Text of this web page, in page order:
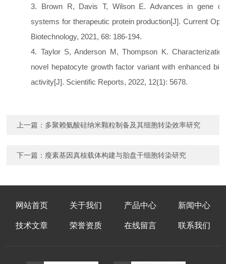
3. Brown R, Davis T, Wilson E. Advances in gene
systems for therapeutic protein production[J]. Current
Biotechnology, 2021, 68: 186-194.
4. Taylor S, Anderson M, Thompson K.
novel hepatocyte growth factor variant with enhanced
activity[J]. Scientific Reports, 2022, 12(1): 5678.
上一篇： 多聚赖氨酸硅纳米颗粒制备及其细胞转染效率研究
下一篇：瘦素基因真核载体构建与胎盘干细胞转染研究
网站首页 关于我们 产品中心 新闻中心
技术文章 荣誉资质 在线留言 联系我们